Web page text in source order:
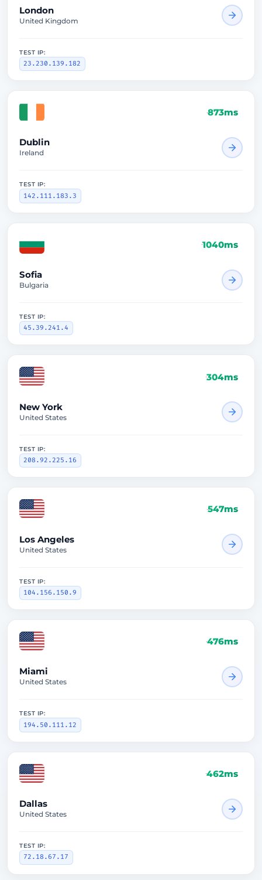
London
United Kingdom
TEST IP:
23.230.139.182
873ms
Dublin
Ireland
TEST IP:
142.111.183.3
1040ms
Sofia
Bulgaria
TEST IP:
45.39.241.4
304ms
New York
United States
TEST IP:
208.92.225.16
547ms
Los Angeles
United States
TEST IP:
104.156.150.9
476ms
Miami
United States
TEST IP:
194.50.111.12
462ms
Dallas
United States
TEST IP:
72.18.67.17